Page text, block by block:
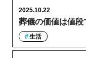
葬儀の価値は値段
2025.10.22
生活